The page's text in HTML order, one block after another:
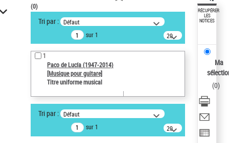
VOTRE RECHERCHE
Recherche avancée dans les
notices d’autorité
Œuvres liées à l'auteur :
Paco de Lucía (1947-2014)
Auteur d’œuvre
Type de notice d'autorité
Titre uniforme musical
Pays
(0)
Tri par : Défaut
sur 1
20
résultats/page
1
Paco de Lucía (1947-2014)
[Musique pour guitare]
Titre uniforme musical
Tri par : Défaut
sur 1
20
résultats/page
RÉCUPÉRER
LES
NOTICES
Ma
(0)